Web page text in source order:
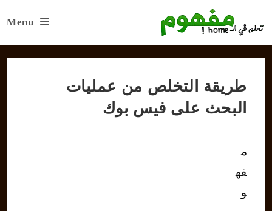
Menu
طريقة التخلص من عمليات
البحث على فيس بوك
م
فه
و